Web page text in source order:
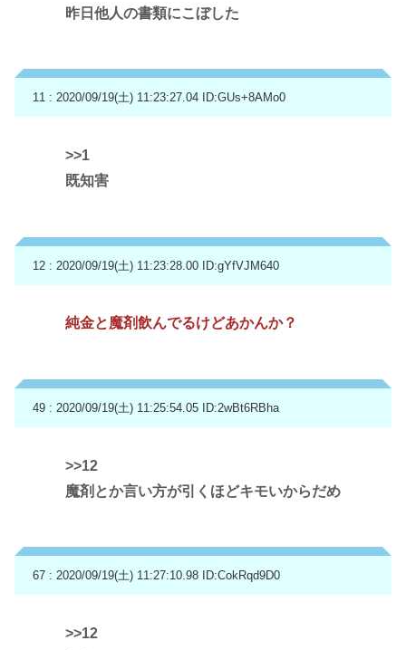
昨日他人の書類にこぼした
11 : 2020/09/19(土) 11:23:27.04 ID:GUs+8AMo0
>>1
既知害
12 : 2020/09/19(土) 11:23:28.00 ID:gYfVJM640
純金と魔剤飲んでるけどあかんか？
49 : 2020/09/19(土) 11:25:54.05 ID:2wBt6RBha
>>12
魔剤とか言い方が引くほどキモいからだめ
67 : 2020/09/19(土) 11:27:10.98 ID:CokRqd9D0
>>12